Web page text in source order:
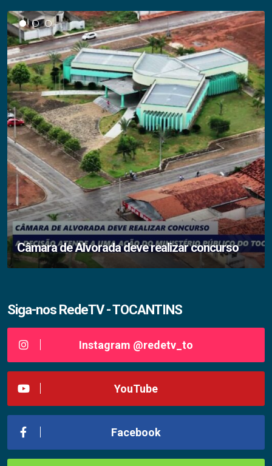
Câmara de Alvorada deve realizar concurso
Siga-nos RedeTV - TOCANTINS
Instagram @redetv_to
YouTube
Facebook